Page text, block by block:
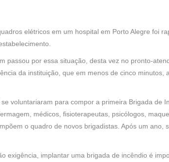
elétricos em um hospital em Porto Alegre foi
passou por essa situação, desta vez no pronto-
da instituição, que em menos de cinco minutos,
voluntariaram para compor a primeira Brigada de
médicos, fisioterapeutas, psicólogos,
o quadro de novos brigadistas. Após um ano,
exigência, implantar uma brigada de incêndio é